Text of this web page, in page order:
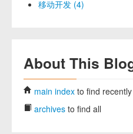
移动开发 (4)
About This
main index to find recently
archives to find all